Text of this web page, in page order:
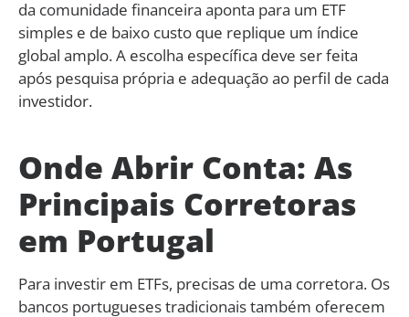
da comunidade financeira aponta para um ETF
simples e de baixo custo que replique um índice
global amplo. A escolha específica deve ser feita
após pesquisa própria e adequação ao perfil de cada
investidor.
Onde Abrir Conta: As
Principais Corretoras
em Portugal
Para investir em ETFs, precisas de uma corretora. Os
bancos portugueses tradicionais também oferecem